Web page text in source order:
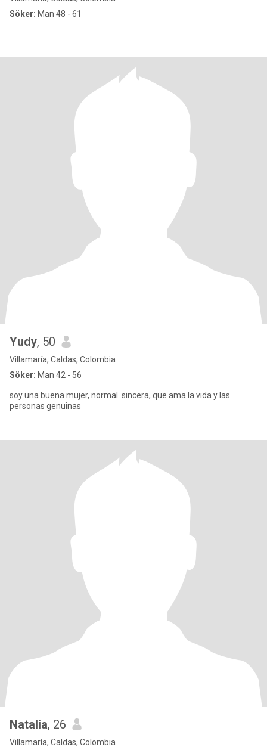
Söker: Man 48 - 61
Yudy, 50
Villamaría, Caldas, Colombia
Söker: Man 42 - 56
soy una buena mujer, normal. sincera, que ama la vida y las
personas genuinas
Natalia, 26
Villamaría, Caldas, Colombia